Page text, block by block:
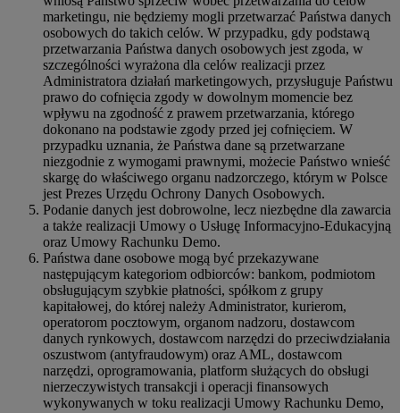
marketingu, nie będziemy mogli przetwarzać Państwa danych
osobowych do takich celów. W przypadku, gdy podstawą
przetwarzania Państwa danych osobowych jest zgoda, w
szczególności wyrażona dla celów realizacji przez
Administratora działań marketingowych, przysługuje Państwu
prawo do cofnięcia zgody w dowolnym momencie bez
wpływu na zgodność z prawem przetwarzania, którego
dokonano na podstawie zgody przed jej cofnięciem. W
przypadku uznania, że Państwa dane są przetwarzane
niezgodnie z wymogami prawnymi, możecie Państwo wnieść
skargę do właściwego organu nadzorczego, którym w Polsce
jest Prezes Urzędu Ochrony Danych Osobowych.
Podanie danych jest dobrowolne, lecz niezbędne dla zawarcia
a także realizacji Umowy o Usługę Informacyjno-Edukacyjną
oraz Umowy Rachunku Demo.
Państwa dane osobowe mogą być przekazywane
następującym kategoriom odbiorców: bankom, podmiotom
obsługującym szybkie płatności, spółkom z grupy
kapitałowej, do której należy Administrator, kurierom,
operatorom pocztowym, organom nadzoru, dostawcom
danych rynkowych, dostawcom narzędzi do przeciwdziałania
oszustwom (antyfraudowym) oraz AML, dostawcom
narzędzi, oprogramowania, platform służących do obsługi
nierzeczywistych transakcji i operacji finansowych
wykonywanych w toku realizacji Umowy Rachunku Demo,